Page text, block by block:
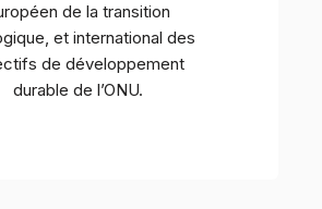
de la transition
et international des
de développement
durable de l’ONU.